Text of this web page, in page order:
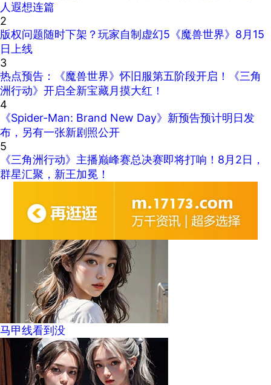
人遐想连篇
2
版权问题随时下架？玩家自制虚幻5《魔兽世界》8月15
日上线
3
热点预告：《魔兽世界》怀旧服第五阶段开启！《三角
洲行动》开启全新宝藏月摸大红！
4
《Spider-Man: Brand New Day》新预告预计明日发
布，另有一张新剧照公开
5
《三角洲行动》主播巅峰赛总决赛即将打响！8月2日，
群星汇聚，新王加冕！
马甲线看到没